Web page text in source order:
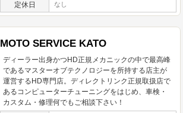
定休日 なし
MOTO SERVICE KATO
ディーラー出身かつHD正規メカニックの中で最高峰
であるマスターオブテクノロジーを所持する店主が
運営するHD専門店。ディレクトリンク正規取扱店で
あるコンピューターチューニングをはじめ、車検・
カスタム・修理何でもご相談下さい！